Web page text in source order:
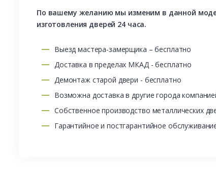
По вашему желанию мы изменим в данной
изготовления дверей 24 часа.
Выезд мастера-замерщика – бесплатно
Доставка в пределах МКАД - бесплатно
Демонтаж старой двери - бесплатно
Возможна доставка в другие города
Собственное производство металлических
Гарантийное и постгарантийное